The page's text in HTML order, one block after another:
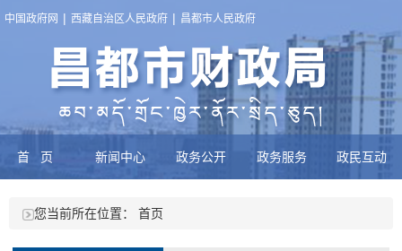
中国政府网 | 西藏自治区人民政府 | 昌都市人民政府
首页 新闻中心 政务公开 政务服务 政民互动
您当前所在位置： 首页